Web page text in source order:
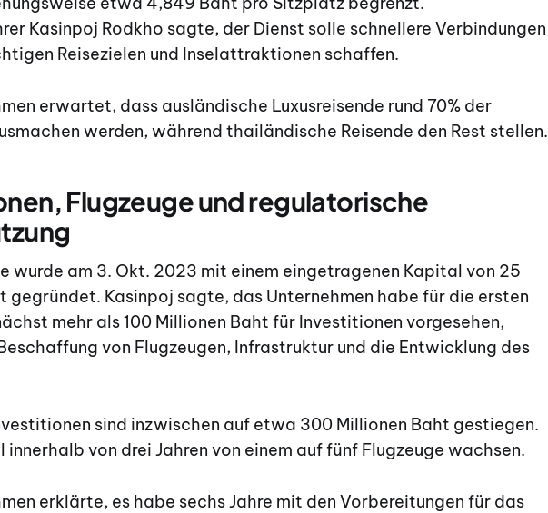
Kasinpoj Rodkho sagte, der Dienst solle schnellere Verbindungen
Reisezielen und Inselattraktionen schaffen.
erwartet, dass ausländische Luxusreisende rund 70% der
werden, während thailändische Reisende den Rest stellen.
Flugzeuge und regulatorische
wurde am 3. Okt. 2023 mit einem eingetragenen Kapital von 25
gegründet. Kasinpoj sagte, das Unternehmen habe für die ersten
mehr als 100 Millionen Baht für Investitionen vorgesehen,
von Flugzeugen, Infrastruktur und die Entwicklung des
sind inzwischen auf etwa 300 Millionen Baht gestiegen.
innerhalb von drei Jahren von einem auf fünf Flugzeuge wachsen.
erklärte, es habe sechs Jahre mit den Vorbereitungen für das